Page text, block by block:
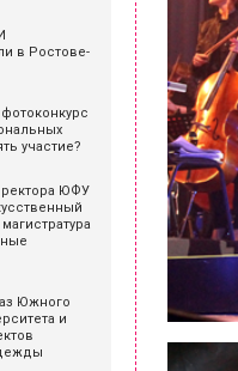
в Ростове-
участие?
ЮФУ
Южного
и